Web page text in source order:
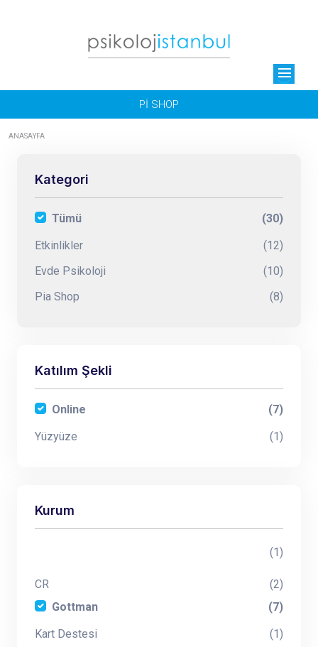
menu
Pİ SHOP
ANASAYFA
Kategori
Tümü
(30)
Etkinlikler
(12)
Evde Psikoloji
(10)
Pia Shop
(8)
Katılım Şekli
Online
(7)
Yüzyüze
(1)
Kurum
(1)
CR
(2)
Gottman
(7)
Kart Destesi
(1)